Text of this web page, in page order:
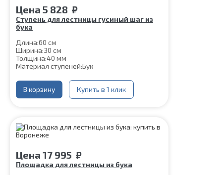
Цена 5 828 ₽
Ступень для лестницы гусиный шаг из
бука
Длина:60 см
Ширина:30 см
Толщина:40 мм
Материал ступеней:Бук
В корзину Купить в 1 клик
Цена 17 995 ₽
Площадка для лестницы из бука